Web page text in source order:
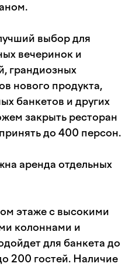
выбор для
вечеринок и
грандиозных
нового продукта,
банкетов и других
закрыть ресторан
до 400 персон.
аренда отдельных
этаже с высокими
колоннами и
для банкета до
200 гостей. Наличие